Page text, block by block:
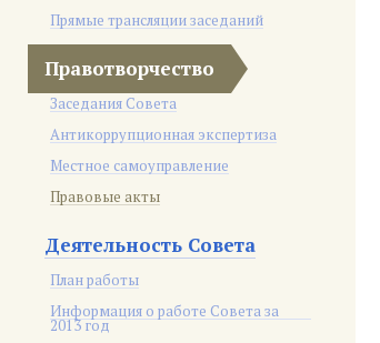
Прямые трансляции заседаний
Правотворчество
Заседания Совета
Антикоррупционная экспертиза
Местное самоуправление
Правовые акты
Деятельность Совета
План работы
Информация о работе Совета за
2013 год